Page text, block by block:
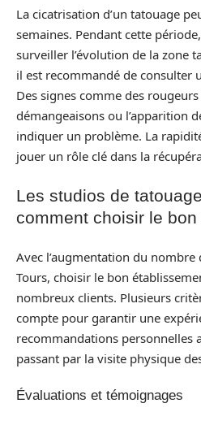
La cicatrisation d’un tatouage
semaines. Pendant cette
surveiller l’évolution de la zone
il est recommandé de consulter
Des signes comme des rougeurs
démangeaisons ou l’apparition
indiquer un problème. La
jouer un rôle clé dans la
Les studios de
comment choisir le
Avec l’augmentation du
Tours, choisir le bon
nombreux clients. Plusieurs
compte pour garantir une
recommandations personnelles
passant par la visite physique
Évaluations et témoignages